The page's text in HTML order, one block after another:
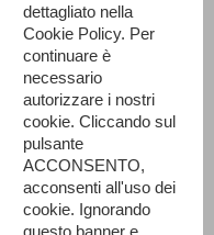
nessun obbligo
dettagliato nella
Cookie Policy. Per
continuare è
necessario
autorizzare i nostri
cookie. Cliccando sul
pulsante
ACCONSENTO,
acconsenti all'uso dei
cookie. Ignorando
questo banner e